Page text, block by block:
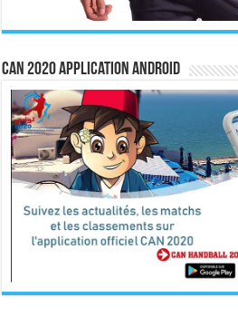
CAN 2020 Application Android